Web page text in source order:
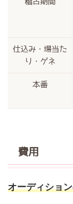
仕込み・場当た
り・ゲネ
本番
費用
オーディショ